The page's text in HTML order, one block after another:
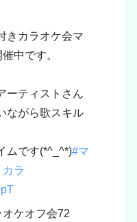
きカラオケ会マ
中です。
ーティストさん
ながら歌スキル
ムです(*^_^*)#マ
ラ
ケオフ会72